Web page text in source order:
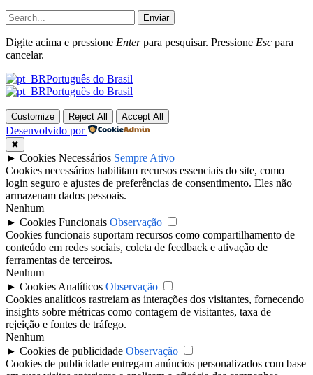
Enviar
Digite acima e pressione Enterpara pesquisar. Pressione Esc para
cancelar.
Português do Brasil
Português do Brasil
Customize Reject All Accept All
Desenvolvido por
✖
► Cookies Necessários Sempre Ativo
Cookies necessários habilitam recursos essenciais do site, como
login seguro e ajustes de preferências de consentimento. Eles não
armazenam dados pessoais.
Nenhum
► Cookies Funcionais Observação
Cookies funcionais suportam recursos como compartilhamento de
conteúdo em redes sociais, coleta de feedback e ativação de
ferramentas de terceiros.
Nenhum
► Cookies Analíticos Observação
Cookies analíticos rastreiam as interações dos visitantes, fornecendo
insights sobre métricas como contagem de visitantes, taxa de
rejeição e fontes de tráfego.
Nenhum
► Cookies de publicidade Observação
Cookies de publicidade entregam anúncios personalizados com base